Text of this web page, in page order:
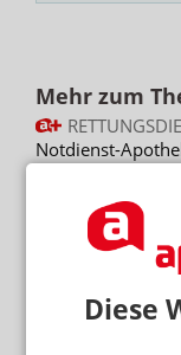
Diese
Mehr zum
Notdienst-
ERREICHBARKEIT
Barmer:
ROBOTER